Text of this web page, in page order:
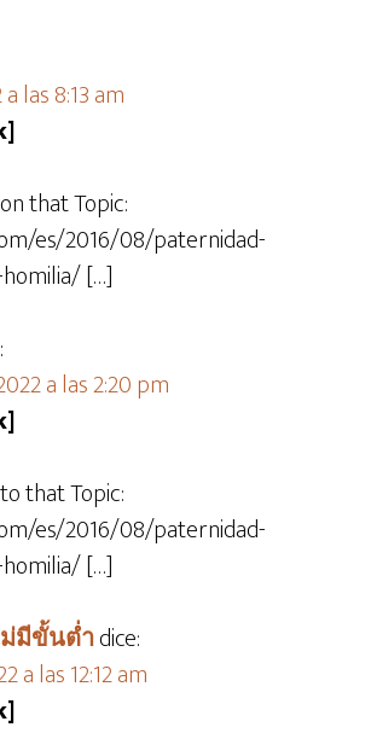
las 8:13 am
that Topic:
es/2016/08/paternidad-
[…]
a las 2:20 pm
that Topic:
es/2016/08/paternidad-
[…]
มีขั้นต่ำdice:
a las 12:12 am